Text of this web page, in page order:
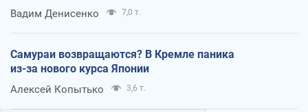
Вадим Денисенко 7,0 т.
Самураи возвращаются? В Кремле паника
из-за нового курса Японии
Алексей Копытько 3,6 т.